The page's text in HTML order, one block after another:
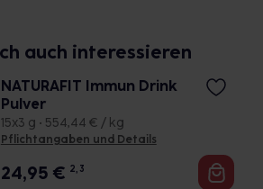
auch interessieren
NATURAFIT Immun Drink
Pulver
15x3 g • 554,44 € / kg
Pflichtangaben und Details
24,95 € 2, 3